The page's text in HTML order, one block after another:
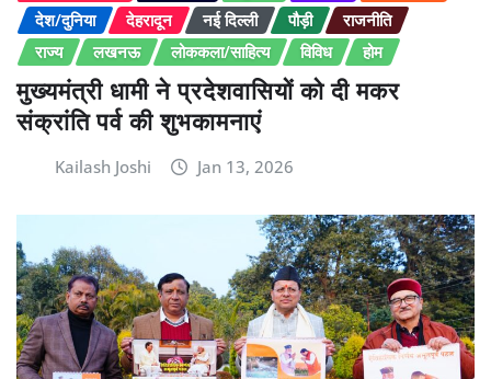
देश/दुनिया
देहरादून नई दिल्ली पौड़ी
राजनीति
राज्य
लखनऊ लोककला/साहित्य विविध होम
मुख्यमंत्री धामी ने प्रदेशवासियों को दी मकर
संक्रांति पर्व की शुभकामनाएं
Kailash Joshi Jan 13, 2026